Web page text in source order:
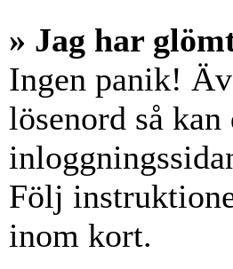
» Jag har
Ingen panik!
lösenord så
Följ
inom kort.